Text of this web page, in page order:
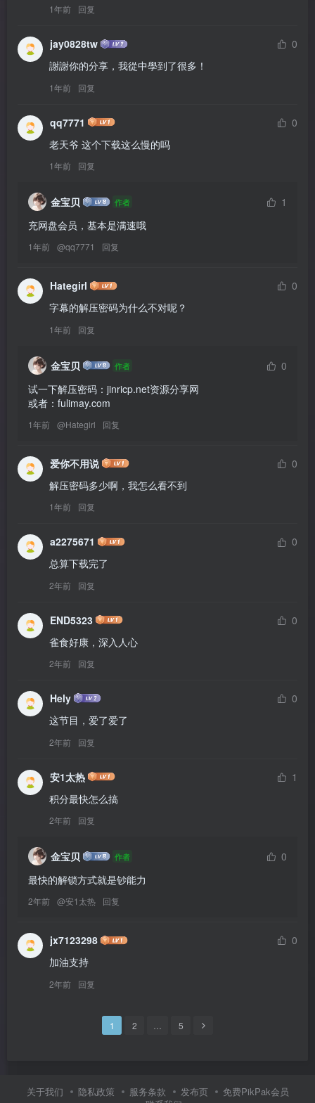
1年前 回复
jay0828tw
0
謝謝你的分享，我從中學到了很多！
1年前 回复
qq7771
0
老天爷 这个下载这么慢的吗
1年前 回复
金宝贝 作者
1
充网盘会员，基本是满速哦
1年前 @qq7771 回复
Hategirl
0
字幕的解压密码为什么不对呢？
1年前 回复
金宝贝 作者
0
试一下解压密码：jinricp.net资源分享网
或者：fulimay.com
1年前 @Hategirl 回复
爱你不用说
0
解压密码多少啊，我怎么看不到
1年前 回复
a2275671
0
总算下载完了
2年前 回复
END5323
0
雀食好康，深入人心
2年前 回复
Hely
0
这节目，爱了爱了
2年前 回复
安1太热
1
积分最快怎么搞
2年前 回复
金宝贝 作者
0
最快的解锁方式就是钞能力
2年前 @安1太热 回复
jx7123298
0
加油支持
2年前 回复
1 2 5
关于我们 隐私政策 服务条款 发布页
免费PikPak会员